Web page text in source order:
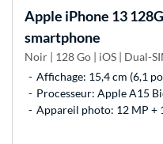
Apple iPhone 13
smartphone
Noir | 128 Go | iOS | Dual-
Affichage: 15,4 cm (6,1
Processeur: Apple A15
Appareil photo: 12 MP +